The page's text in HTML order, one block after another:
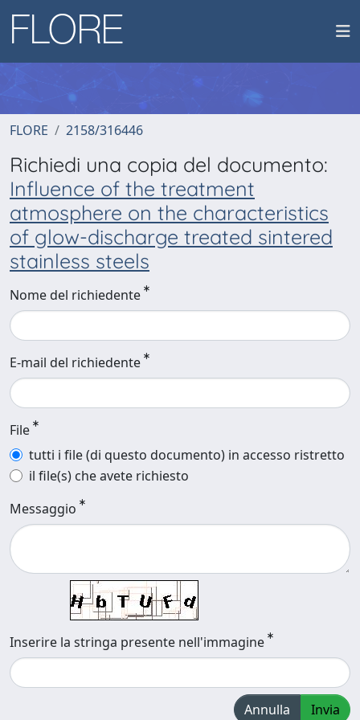
FLORE 2158/316446
Richiedi una copia del documento:
Influence of the treatment
atmosphere on the characteristics
of glow-discharge treated sintered
stainless steels
Nome del richiedente
E-mail del richiedente
File
tutti i file (di questo documento) in accesso ristretto
il file(s) che avete richiesto
Messaggio
Inserire la stringa presente nell'immagine
Annulla Invia